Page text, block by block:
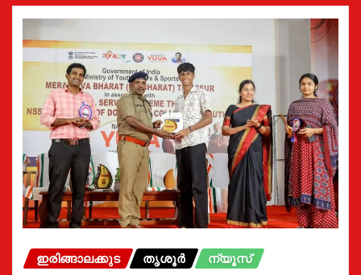
ഇരിങ്ങാലക്കുട തൃശൂർ ന്യൂസ്